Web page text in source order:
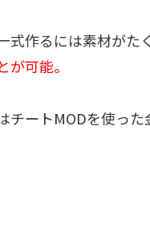
式作るには素材がた
が可能。
チートMODを使った